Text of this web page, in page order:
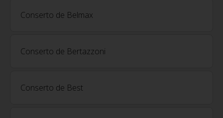
Conserto de Belmax
Conserto de Bertazzoni
Conserto de Best